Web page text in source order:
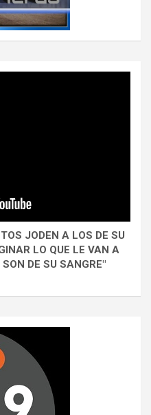
JODEN A LOS DE SU
LO QUE LE VAN A
DE SU SANGRE"